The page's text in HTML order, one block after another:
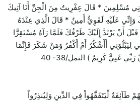
مُسْلِمِينَ * قَالَ عِفْرِيتٌ مِنَ الْجِنِّ أَنَا آتِيكَ
عَلَيْهِ لَقَوِيٌّ أَمِينٌ * قَالَ الَّذِي عِنْدَهُ
قَبْلَ أَنْ يَرْتَدَّ إِلَيْكَ طَرْفُكَ فَلَمَّا رَآهُ مُسْتَقِرًّا
أَأَشْكُرُ أَمْ أَكْفُرُ وَمَنْ شَكَرَ فَإِنَّمَا
غَنِيٌّ كَرِيمٌ ) النمل/38- 40
طَآئِفَةٌ لِّيَتَفَقَّهُواْ فِي الدِّينِ وَلِيُنذِرُواْ